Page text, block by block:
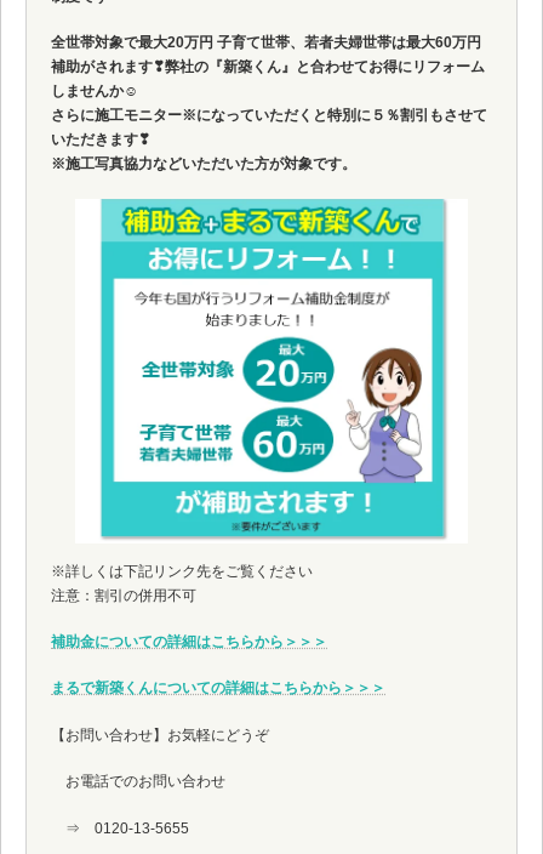
全世帯対象で最大20万円 子育て世帯、若者夫婦世帯は最大60万円
補助がされます❣弊社の『新築くん』と合わせてお得にリフォーム
しませんか☺
さらに施工モニター※になっていただくと特別に５％割引もさせて
いただきます❣
※施工写真協力などいただいた方が対象です。
※詳しくは下記リンク先をご覧ください
注意：割引の併用不可
補助金についての詳細はこちらから＞＞＞
まるで新築くんについての詳細はこちらから＞＞＞
【お問い合わせ】お気軽にどうぞ
お電話でのお問い合わせ
⇒ 0120-13-5655